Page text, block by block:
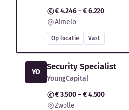
€ 4.246 - € 6.220
Almelo
Op locatie Vast
YO
Security Specialist
YoungCapital
€ 3.500 – € 4.500
Zwolle